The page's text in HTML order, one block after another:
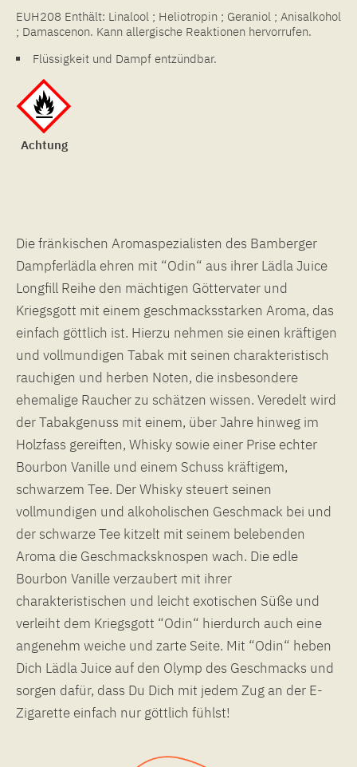
EUH208 Enthält: Linalool ; Heliotropin ; Geraniol ; Anisalkohol
; Damascenon. Kann allergische Reaktionen hervorrufen.
Flüssigkeit und Dampf entzündbar.
Achtung
Die fränkischen Aromaspezialisten des Bamberger
Dampferlädla ehren mit “Odin“ aus ihrer Lädla Juice
Longfill Reihe den mächtigen Göttervater und
Kriegsgott mit einem geschmacksstarken Aroma, das
einfach göttlich ist. Hierzu nehmen sie einen kräftigen
und vollmundigen Tabak mit seinen charakteristisch
rauchigen und herben Noten, die insbesondere
ehemalige Raucher zu schätzen wissen. Veredelt wird
der Tabakgenuss mit einem, über Jahre hinweg im
Holzfass gereiften, Whisky sowie einer Prise echter
Bourbon Vanille und einem Schuss kräftigem,
schwarzem Tee. Der Whisky steuert seinen
vollmundigen und alkoholischen Geschmack bei und
der schwarze Tee kitzelt mit seinem belebenden
Aroma die Geschmacksknospen wach. Die edle
Bourbon Vanille verzaubert mit ihrer
charakteristischen und leicht exotischen Süße und
verleiht dem Kriegsgott “Odin“ hierdurch auch eine
angenehm weiche und zarte Seite. Mit “Odin“ heben
Dich Lädla Juice auf den Olymp des Geschmacks und
sorgen dafür, dass Du Dich mit jedem Zug an der E-
Zigarette einfach nur göttlich fühlst!